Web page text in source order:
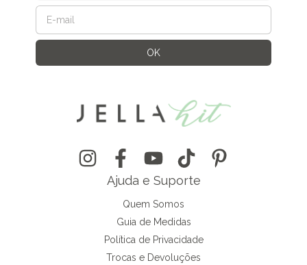
Ajuda e Suporte
Quem Somos
Guia de Medidas
Política de Privacidade
Trocas e Devoluções